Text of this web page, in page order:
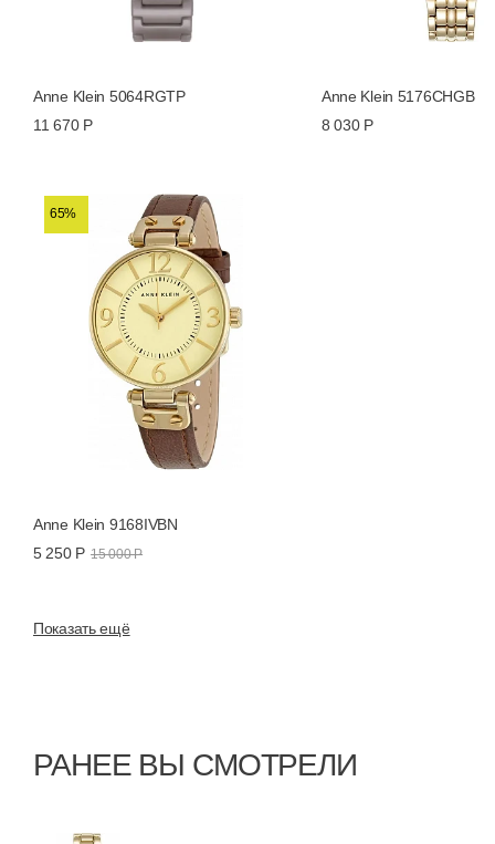
Anne Klein 5064RGTP
11 670 Р
Anne Klein 5176CHGB
8 030 Р
65%
Anne Klein 9168IVBN
5 250 Р 15 000 Р
Показать ещё
РАНЕЕ ВЫ СМОТРЕЛИ